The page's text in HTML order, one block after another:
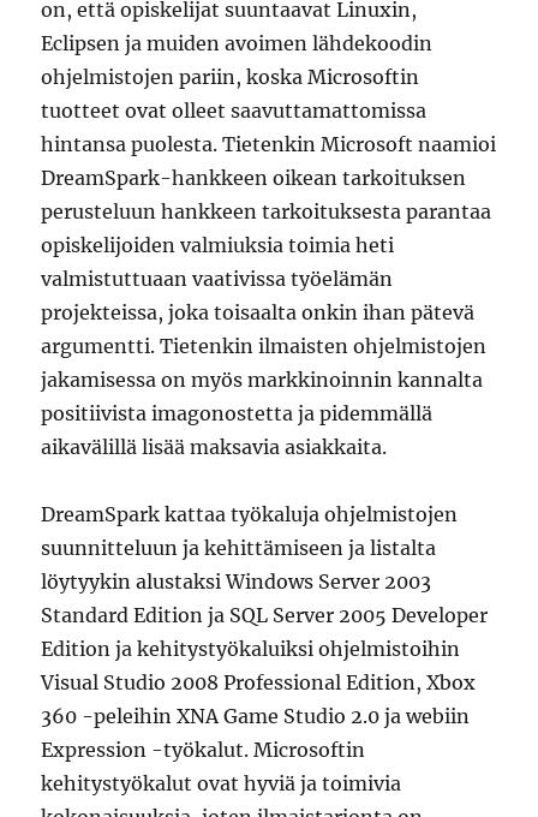
on, että opiskelijat suuntaavat Linuxin,
Eclipsen ja muiden avoimen lähdekoodin
ohjelmistojen pariin, koska Microsoftin
tuotteet ovat olleet saavuttamattomissa
hintansa puolesta. Tietenkin Microsoft naamioi
DreamSpark-hankkeen oikean tarkoituksen
perusteluun hankkeen tarkoituksesta parantaa
opiskelijoiden valmiuksia toimia heti
valmistuttuaan vaativissa työelämän
projekteissa, joka toisaalta onkin ihan pätevä
argumentti. Tietenkin ilmaisten ohjelmistojen
jakamisessa on myös markkinoinnin kannalta
positiivista imagonostetta ja pidemmällä
aikavälillä lisää maksavia asiakkaita.
DreamSpark kattaa työkaluja ohjelmistojen
suunnitteluun ja kehittämiseen ja listalta
löytyykin alustaksi Windows Server 2003
Standard Edition ja SQL Server 2005 Developer
Edition ja kehitystyökaluiksi ohjelmistoihin
Visual Studio 2008 Professional Edition, Xbox
360 -peleihin XNA Game Studio 2.0 ja webiin
Expression -työkalut. Microsoftin
kehitystyökalut ovat hyviä ja toimivia